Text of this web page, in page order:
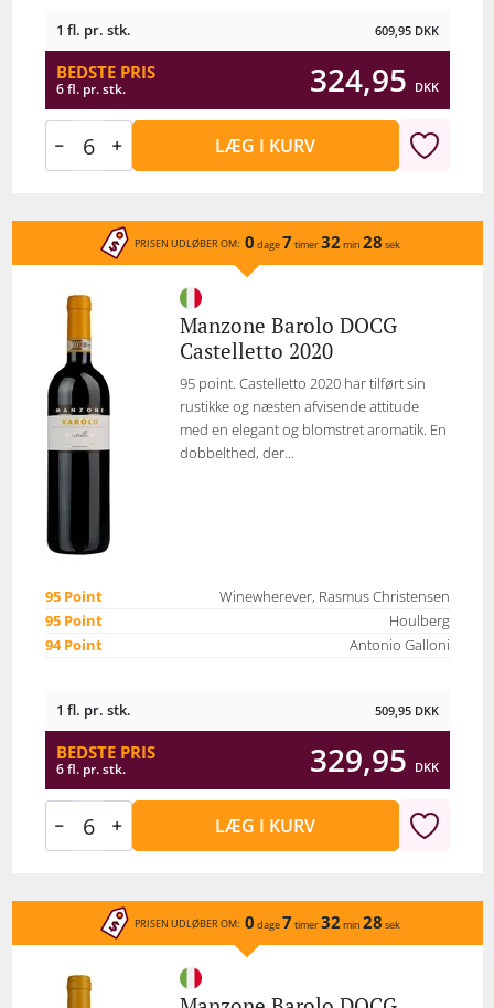
1 fl. pr. stk. 609,95 DKK
BEDSTE PRIS
6 fl. pr. stk. 324,95 DKK
LÆG I KURV
PRISEN UDLØBER OM: 0 dage7 timer32 min 28 sek
Manzone Barolo DOCG
Castelletto 2020
95 point. Castelletto 2020 har tilført sin
rustikke og næsten afvisende attitude
med en elegant og blomstret aromatik. En
dobbelthed, der...
95 Point
Winewherever, Rasmus Christensen
95 Point
Houlberg
94 Point
Antonio Galloni
1 fl. pr. stk. 509,95 DKK
BEDSTE PRIS
6 fl. pr. stk. 329,95 DKK
LÆG I KURV
PRISEN UDLØBER OM: 0 dage7 timer32 min 28 sek